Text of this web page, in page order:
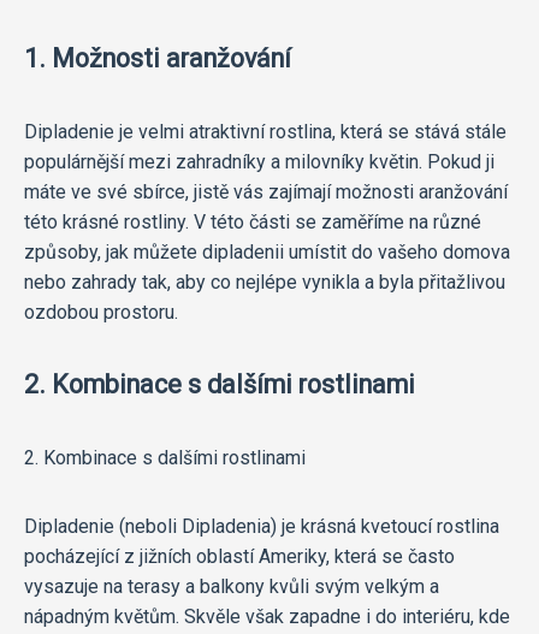
1. Možnosti aranžování
Dipladenie je velmi atraktivní rostlina, která se stává stále
populárnější mezi zahradníky a milovníky květin. Pokud ji
máte ve své sbírce, jistě vás zajímají možnosti aranžování
této krásné rostliny. V této části se zaměříme na různé
způsoby, jak můžete dipladenii umístit do vašeho domova
nebo zahrady tak, aby co nejlépe vynikla a byla přitažlivou
ozdobou prostoru.
2. Kombinace s dalšími rostlinami
2. Kombinace s dalšími rostlinami
Dipladenie (neboli Dipladenia) je krásná kvetoucí rostlina
pocházející z jižních oblastí Ameriky, která se často
vysazuje na terasy a balkony kvůli svým velkým a
nápadným květům. Skvěle však zapadne i do interiéru, kde